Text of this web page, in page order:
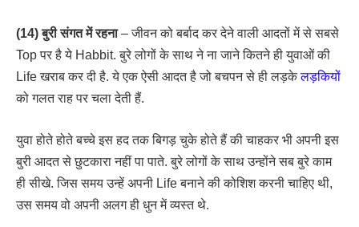
(14) बुरी संगत में रहना– जीवन को बर्बाद कर देने वाली आदतों में से सबसे
Top पर है ये Habbit. बुरे लोगों के साथ ने ना जाने कितने ही युवाओं की
Life खराब कर दी है. ये एक ऐसी आदत है जो बचपन से ही लड़केलड़कियों
को गलत राह पर चला देती हैं.
युवा होते होते बच्चे इस हद तक बिगड़ चुके होते हैं की चाहकर भी अपनी इस
बुरी आदत से छुटकारा नहीं पा पाते. बुरे लोगों के साथ उन्होंने सब बुरे काम
ही सीखे. जिस समय उन्हें अपनी Life बनाने की कोशिश करनी चाहिए थी,
उस समय वो अपनी अलग ही धुन में व्यस्त थे.